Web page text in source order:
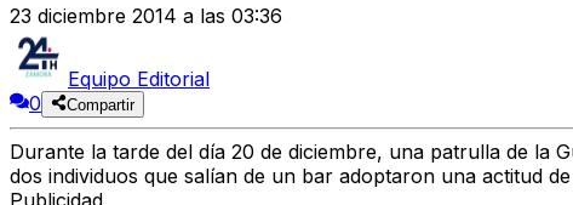
23 diciembre 2014 a las 03:36
Equipo Editorial
0
Compartir
Durante la tarde del día 20 de diciembre, una patrulla de la
dos individuos que salían de un bar adoptaron una actitud